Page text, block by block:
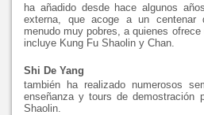
ha añadido desde hace algunos
externa, que acoge a un centenar
menudo muy pobres, a quienes
incluye Kung Fu Shaolin y Chan.
Shi De Yang
también ha realizado numerosos
enseñanza y tours de demostración
Shaolin.